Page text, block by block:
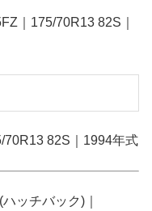
｜175/70R13 82S｜
70R13 82S｜1994年式
ッチバック)｜